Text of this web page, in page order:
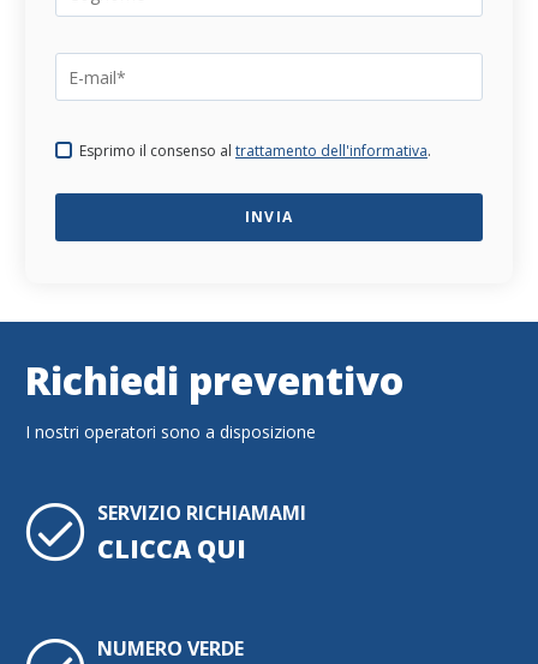
Esprimo il consenso al trattamento dell'informativa.
Richiedi preventivo
I nostri operatori sono a disposizione
SERVIZIO RICHIAMAMI
CLICCA QUI
NUMERO VERDE